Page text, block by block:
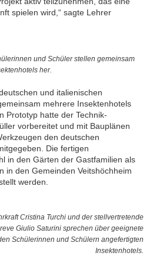
spielen wird,“ sagte Lehrer
und Schüler stellen gemeinsam
her.
und italienischen
mehrere Insektenhotels
Prototyp hatte der Technik-
vorbereitet und mit Bauplänen
den deutschen
Die fertigen
in den Gärten der Gastfamilien als
in den Gemeinden Veitshöchheim
werden.
Cristina Turchi und der stellvertretende
Giulio Saturini sprechen über geeignete
Schülerinnen und Schülern angefertigten
Insektenhotels.